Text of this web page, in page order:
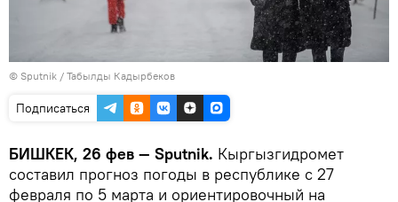
© Sputnik / Табылды Кадырбеков
Подписаться
БИШКЕК, 26 фев — Sputnik. Кыргызгидромет
составил прогноз погоды в республике с 27
февраля по 5 марта и ориентировочный на